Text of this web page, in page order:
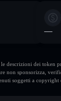
—
descrizioni dei token
non sponsorizza,
soggetti a copyright